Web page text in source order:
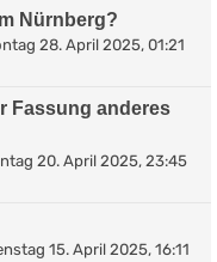
Nürnberg?
28. April 2025, 01:21
Fassung anderes
20. April 2025, 23:45
15. April 2025, 16:11